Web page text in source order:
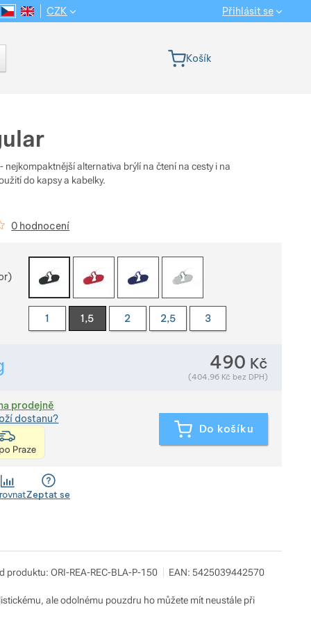
nejkompaktnější alternativa brýlí na čtení na cesty i na
do kapsy a kabelky.
0 hodnocení
variantu
1 1,5 2 2,5 3
Hmotnost v gramech. Téměř všechno zboží převažujeme
490 Kč
(404,96 Kč bez DPH)
prodejně
dostanu?
<h4 style="text-align:left;">platí pro zboží, které
Do košíku
Zeptat se
produktu: ORI-REA-REC-BLA-P-150 EAN: 5425039442570
ale odolnému pouzdru ho můžete mít neustále při
verze
CS EN
CZK Přihlásit se
Košík